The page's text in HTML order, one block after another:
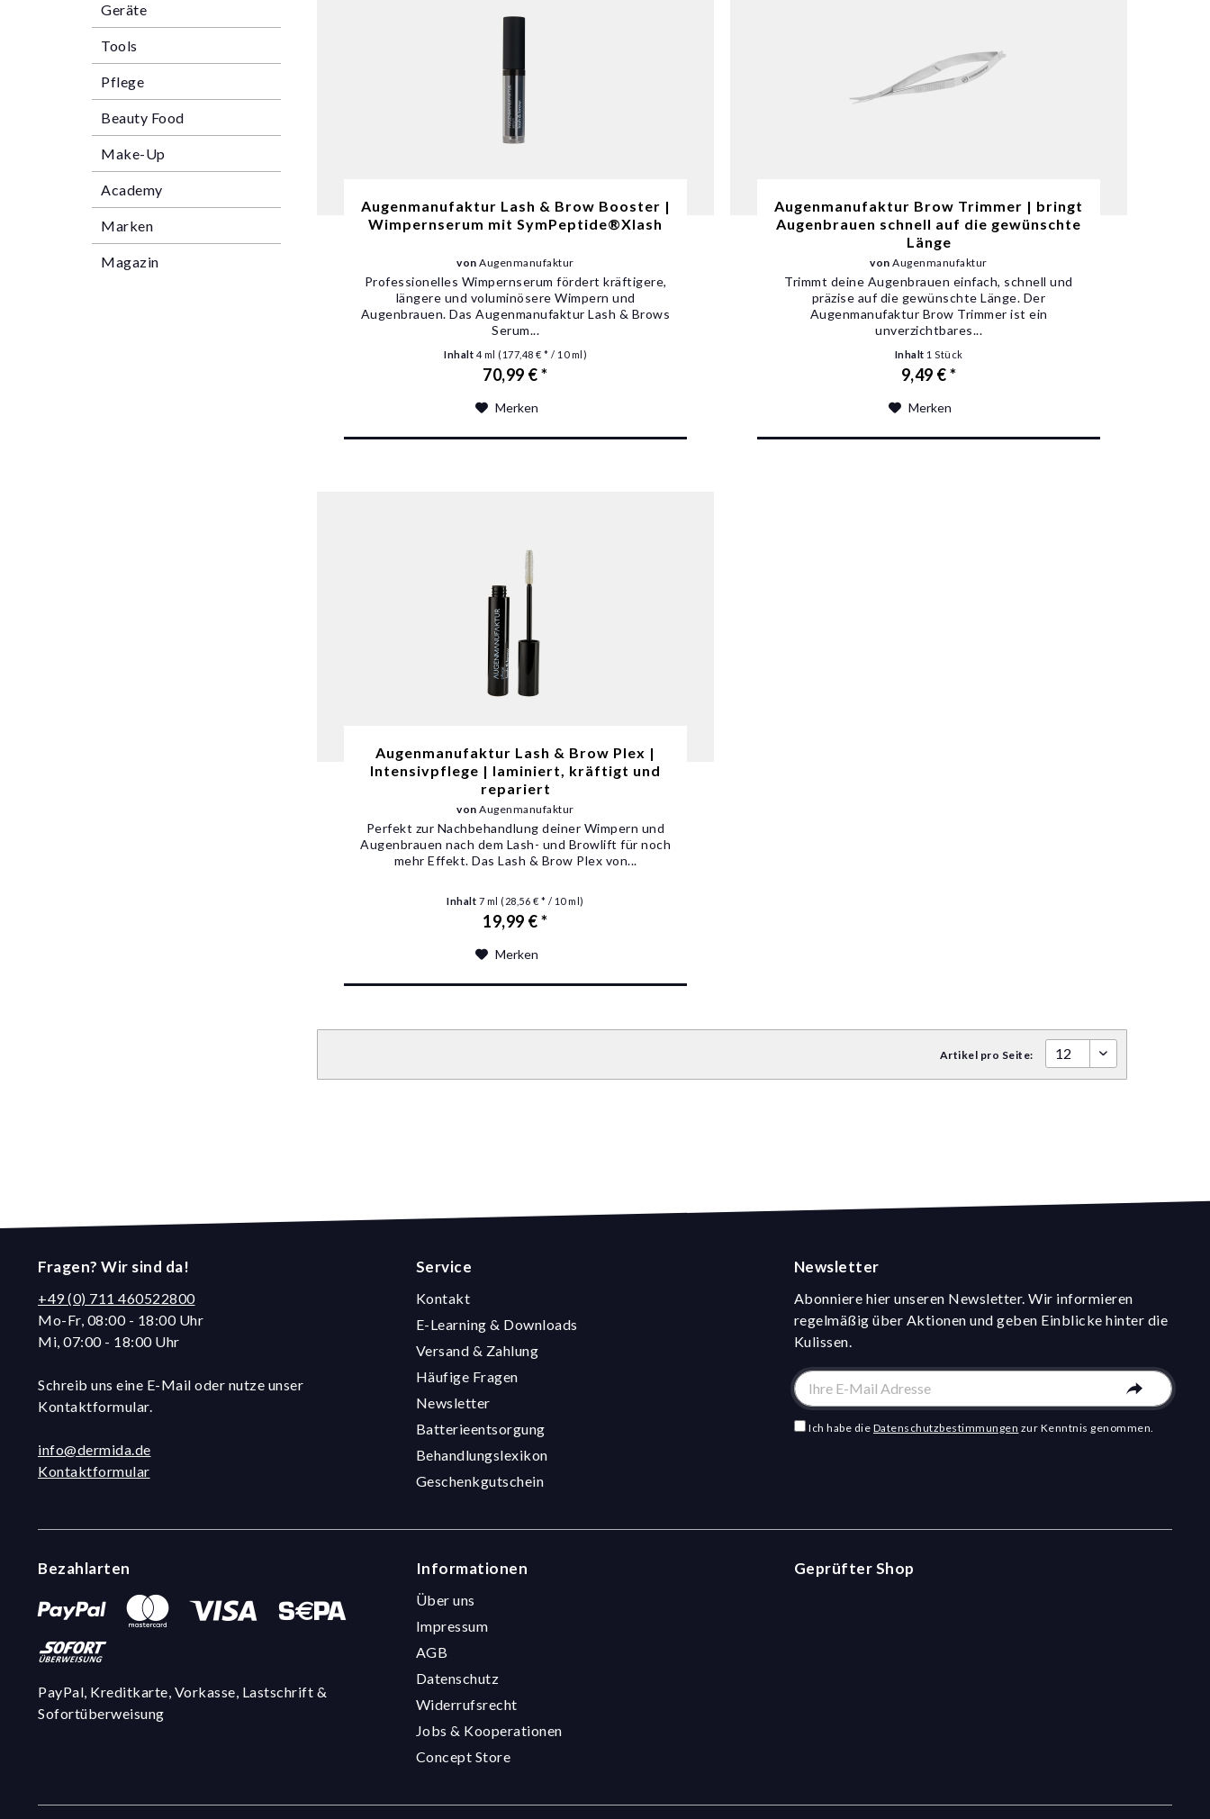
Geräte
Tools
Pflege
Beauty Food
Make-Up
Academy
Marken
Magazin
Augenmanufaktur Lash & Brow Booster |
Wimpernserum mit SymPeptide®Xlash
vonAugenmanufaktur
Professionelles Wimpernserum fördert kräftigere,
längere und voluminösere Wimpern und
Augenbrauen. Das Augenmanufaktur Lash & Brows
Serum...
Inhalt 4 ml (177,48 € * / 10 ml)
70,99 € *
Merken
Augenmanufaktur Brow Trimmer | bringt
Augenbrauen schnell auf die gewünschte
Länge
vonAugenmanufaktur
Trimmt deine Augenbrauen einfach, schnell und
präzise auf die gewünschte Länge. Der
Augenmanufaktur Brow Trimmer ist ein
unverzichtbares...
Inhalt 1 Stück
9,49 € *
Merken
Augenmanufaktur Lash & Brow Plex |
Intensivpflege | laminiert, kräftigt und
repariert
vonAugenmanufaktur
Perfekt zur Nachbehandlung deiner Wimpern und
Augenbrauen nach dem Lash- und Browlift für noch
mehr Effekt. Das Lash & Brow Plex von...
Inhalt 7 ml (28,56 € * / 10 ml)
19,99 € *
Merken
Artikel pro Seite:
Fragen? Wir sind da!
+49 (0) 711 460522800
Mo-Fr, 08:00 - 18:00 Uhr
Mi, 07:00 - 18:00 Uhr
Schreib uns eine E-Mail oder nutze unser
Kontaktformular.
info@dermida.de
Kontaktformular
Service
Kontakt
E-Learning & Downloads
Versand & Zahlung
Häufige Fragen
Newsletter
Batterieentsorgung
Behandlungslexikon
Geschenkgutschein
Newsletter
Abonniere hier unseren Newsletter. Wir informieren
regelmäßig über Aktionen und geben Einblicke hinter die
Kulissen.
Ich habe die Datenschutzbestimmungen zur Kenntnis genommen.
Bezahlarten
PayPal, Kreditkarte, Vorkasse, Lastschrift &
Sofortüberweisung
Informationen
Über uns
Impressum
AGB
Datenschutz
Widerrufsrecht
Jobs & Kooperationen
Concept Store
Geprüfter Shop